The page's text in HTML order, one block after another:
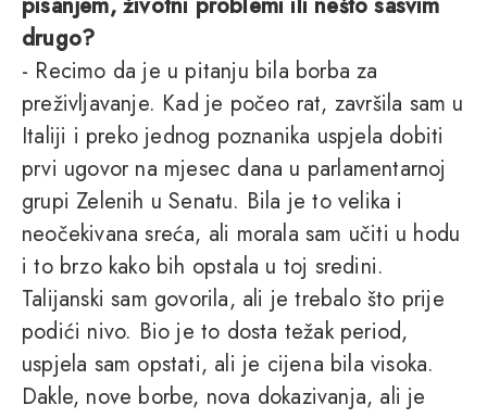
drugo?
- Recimo da je u pitanju bila borba za
preživljavanje. Kad je počeo rat, završila sam u
Italiji i preko jednog poznanika uspjela dobiti
prvi ugovor na mjesec dana u parlamentarnoj
grupi Zelenih u Senatu. Bila je to velika i
neočekivana sreća, ali morala sam učiti u hodu
i to brzo kako bih opstala u toj sredini.
Talijanski sam govorila, ali je trebalo što prije
podići nivo. Bio je to dosta težak period,
uspjela sam opstati, ali je cijena bila visoka.
Dakle, nove borbe, nova dokazivanja, ali je